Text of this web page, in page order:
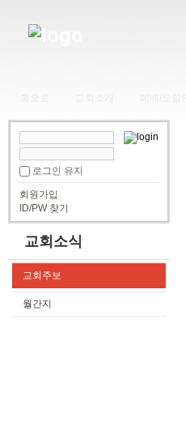
로그인 유지
회원가입
ID/PW 찾기
교회소식
교회주보
월간지